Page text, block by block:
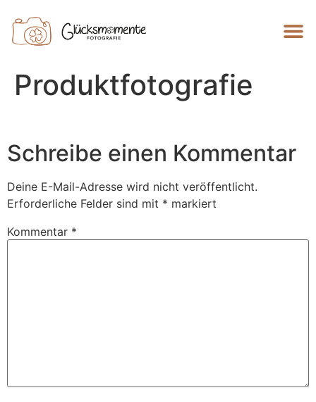
Produktfotografie
Schreibe einen Kommentar
Deine E-Mail-Adresse wird nicht veröffentlicht.
Erforderliche Felder sind mit * markiert
Kommentar *